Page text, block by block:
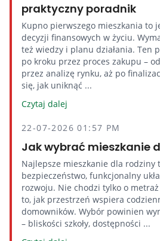
praktyczny poradnik
Kupno pierwszego mieszkania to
decyzji finansowych w życiu.
też wiedzy i planu działania. Ten
po kroku przez proces zakupu –
przez analizę rynku, aż po
się, jak uniknąć ...
Czytaj dalej
22-07-2026 01:57 PM
Jak wybrać mieszkanie
Najlepsze mieszkanie dla rodziny
bezpieczeństwo, funkcjonalny
rozwoju. Nie chodzi tylko o
to, jak przestrzeń wspiera
domowników. Wybór powinien
– bliskości szkoły, dostępności ...